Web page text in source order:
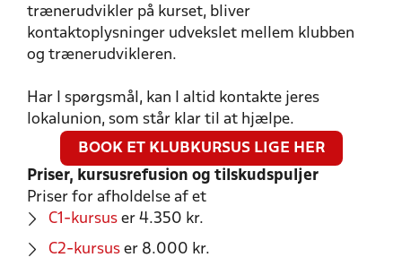
trænerudvikler på kurset, bliver
kontaktoplysninger udvekslet mellem klubben
og trænerudvikleren.
Har I spørgsmål, kan I altid kontakte jeres
lokalunion, som står klar til at hjælpe.
BOOK ET KLUBKURSUS LIGE HER
Priser, kursusrefusion og tilskudspuljer
Priser for afholdelse af et
C1-kursus er 4.350 kr.
C2-kursus er 8.000 kr.